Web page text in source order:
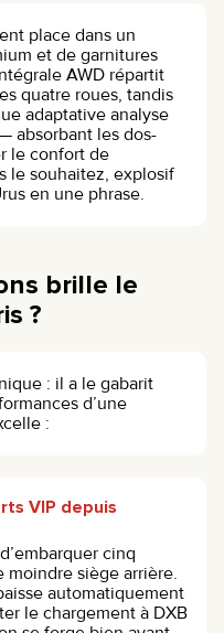
place dans un
et de garnitures
AWD répartit
quatre roues, tandis
adaptative analyse
absorbant les dos-
le confort de
le souhaitez, explosif
en une phrase.
brille le
?
: il a le gabarit
d’une
:
VIP depuis
cinq
moindre siège arrière.
automatiquement
le chargement à DXB